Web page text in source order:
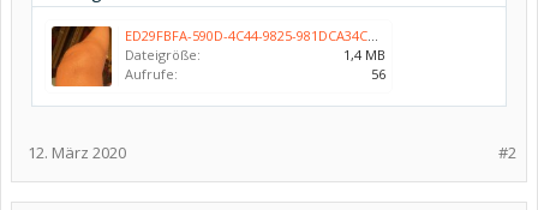
ED29FBFA-590D-4C44-9825-981DCA34CA5B.jpeg
Dateigröße:
1,4 MB
Aufrufe:
56
#2
12. März 2020